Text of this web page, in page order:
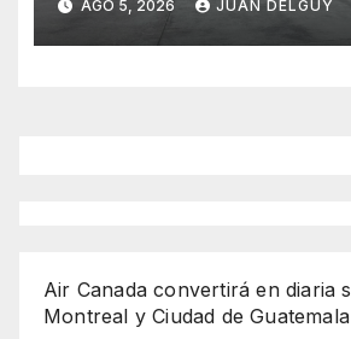
AGO 5, 2026 JUAN DELGUY
Air Canada convertirá en diaria
Montreal y Ciudad de